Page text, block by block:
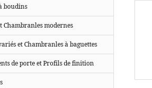
boudins
Chambranles modernes
et Chambranles à baguettes
de porte et Profils de finition